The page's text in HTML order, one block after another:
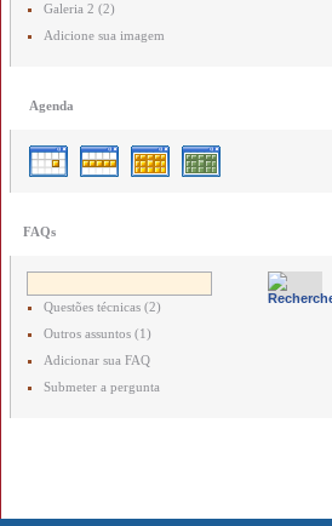
Galeria 2 (2)
Adicione sua imagem
Agenda
FAQs
Questões técnicas (2)
Outros assuntos (1)
Adicionar sua FAQ
Submeter a pergunta